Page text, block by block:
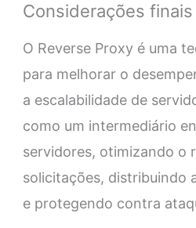
Considerações finais
O Reverse Proxy é uma
para melhorar o
a escalabilidade de
como um intermediário
servidores, otimizando o
solicitações, distribuindo
e protegendo contra